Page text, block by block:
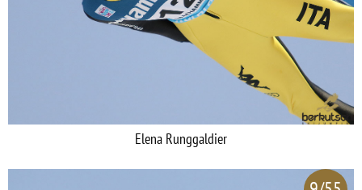
Elena Runggaldier